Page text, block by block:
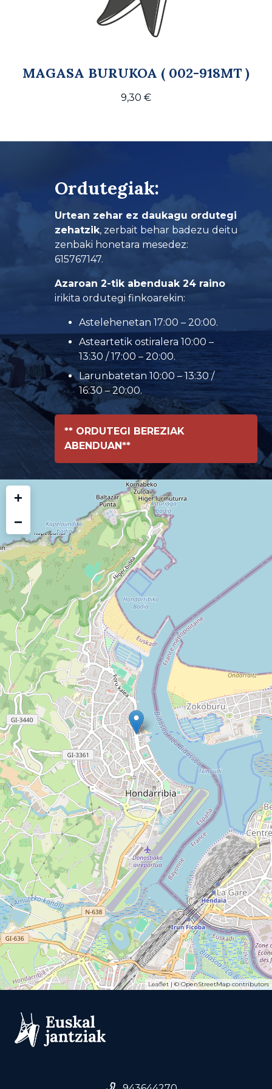
MAGASA BURUKOA ( 002-918MT )
9,30 €
Ordutegiak:
Urtean zehar ez daukagu ordutegi
zehatzik, zerbait behar badezu deitu
zenbaki honetara mesedez:
615767147.
Azaroan 2-tik abenduak 24 raino
irikita ordutegi finkoarekin:
Astelehenetan 17:00 – 20:00.
Asteartetik ostiralera 10:00 –
13:30 / 17:00 – 20:00.
Larunbatetan 10:00 – 13:30 /
16:30 – 20:00.
** ORDUTEGI BEREZIAK
ABENDUAN**
+
−
Leaflet| © OpenStreetMapcontributors